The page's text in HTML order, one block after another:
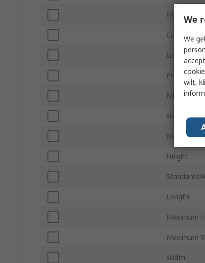
Non-Contact
Current
Battery
Power
Minimum
Weight
Maximum
Height
Standards/
Length
Maximum
Maximum
Width
We
We
wilt,